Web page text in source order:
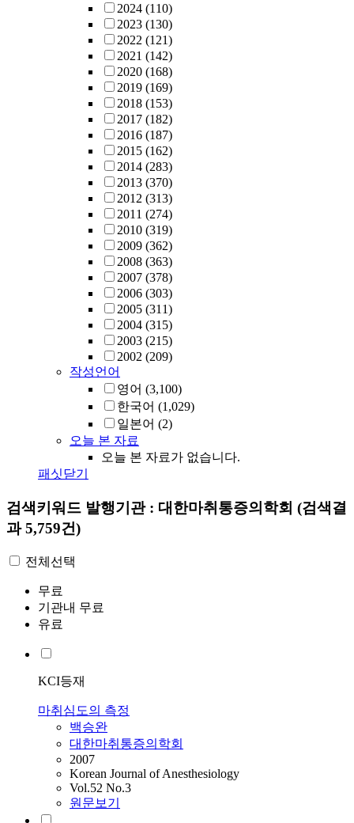
2024 (110)
2023 (130)
2022 (121)
2021 (142)
2020 (168)
2019 (169)
2018 (153)
2017 (182)
2016 (187)
2015 (162)
2014 (283)
2013 (370)
2012 (313)
2011 (274)
2010 (319)
2009 (362)
2008 (363)
2007 (378)
2006 (303)
2005 (311)
2004 (315)
2003 (215)
2002 (209)
작성언어
영어 (3,100)
한국어 (1,029)
일본어 (2)
오늘 본 자료
오늘 본 자료가 없습니다.
패싯닫기
검색키워드 발행기관 : 대한마취통증의학회 (검색결
과 5,759건)
전체선택
무료
기관내 무료
유료
KCI등재
마취심도의 측정
백승완
대한마취통증의학회
2007
Korean Journal of Anesthesiology
Vol.52 No.3
원문보기